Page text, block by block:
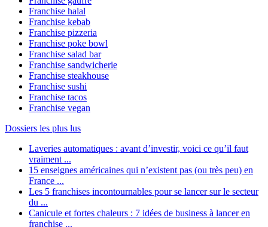
Franchise halal
Franchise kebab
Franchise pizzeria
Franchise poke bowl
Franchise salad bar
Franchise sandwicherie
Franchise steakhouse
Franchise sushi
Franchise tacos
Franchise vegan
Dossiers les plus lus
Laveries automatiques : avant d’investir, voici ce qu’il faut
vraiment ...
15 enseignes américaines qui n’existent pas (ou très peu) en
France ...
Les 5 franchises incontournables pour se lancer sur le secteur
du ...
Canicule et fortes chaleurs : 7 idées de business à lancer en
franchise ...